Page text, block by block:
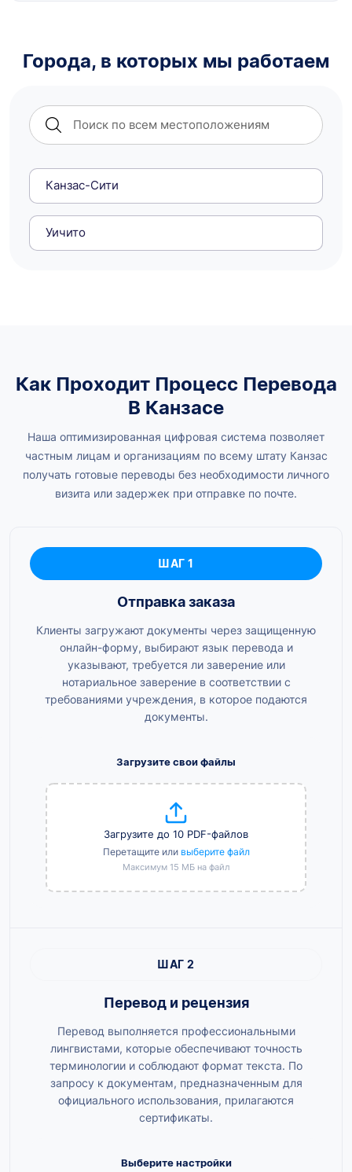
Города, в которых мы работаем
Канзас-Сити
Уичито
Как Проходит Процесс Перевода
В Канзасе
Наша оптимизированная цифровая система позволяет
частным лицам и организациям по всему штату Канзас
получать готовые переводы без необходимости личного
визита или задержек при отправке по почте.
ШАГ 1
Отправка заказа
Клиенты загружают документы через защищенную
онлайн-форму, выбирают язык перевода и
указывают, требуется ли заверение или
нотариальное заверение в соответствии с
требованиями учреждения, в которое подаются
документы.
Загрузите свои файлы
Загрузите до 10 PDF-файлов
Перетащите или выберите файл
Максимум 15 МБ на файл
ШАГ 2
Перевод и рецензия
Перевод выполняется профессиональными
лингвистами, которые обеспечивают точность
терминологии и соблюдают формат текста. По
запросу к документам, предназначенным для
официального использования, прилагаются
сертификаты.
Выберите настройки